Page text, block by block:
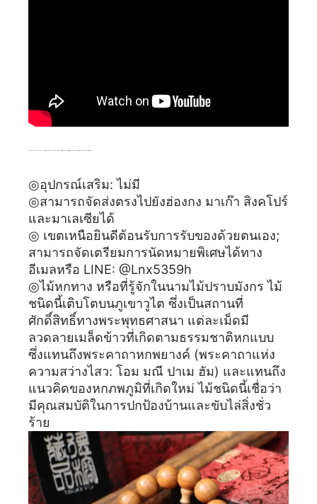
◎อุปกรณ์เสริม: ไม่มี
◎สามารถจัดส่งตรงไปยังฮ่องกง มาเก๊า สิงคโปร์
และมาเลเซียได้
◎ เขตเหนือยินดีต้อนรับการรับของด้วยตนเอง;
สามารถจัดเตรียมการนัดหมายพิเศษได้ทาง
อีเมลหรือ LINE: @Lnx5359h
◎ไม้หกทาง หรือที่รู้จักในนามไม้ปราบมังกร ไม้
ชนิดนี้เติบโตบนภูเขาวูไต ซึ่งเป็นสถานที่
ศักดิ์สิทธิ์ทางพระพุทธศาสนา แต่ละเม็ดมี
ลวดลายเมล็ดข้าวที่เกิดตามธรรมชาติหกแบบ
ซึ่งแทนถึงพระคาถาหกพยางค์ (พระคาถาแห่ง
ความสว่างไสว: โอม มณี ปาเม ฮัม) และแทนถึง
แนวคิดของหกภพภูมิที่เกิดใหม่ ไม้ชนิดนี้เชื่อว่า
มีคุณสมบัติในการปกป้องบ้านและขับไล่สิ่งชั่ว
ร้าย